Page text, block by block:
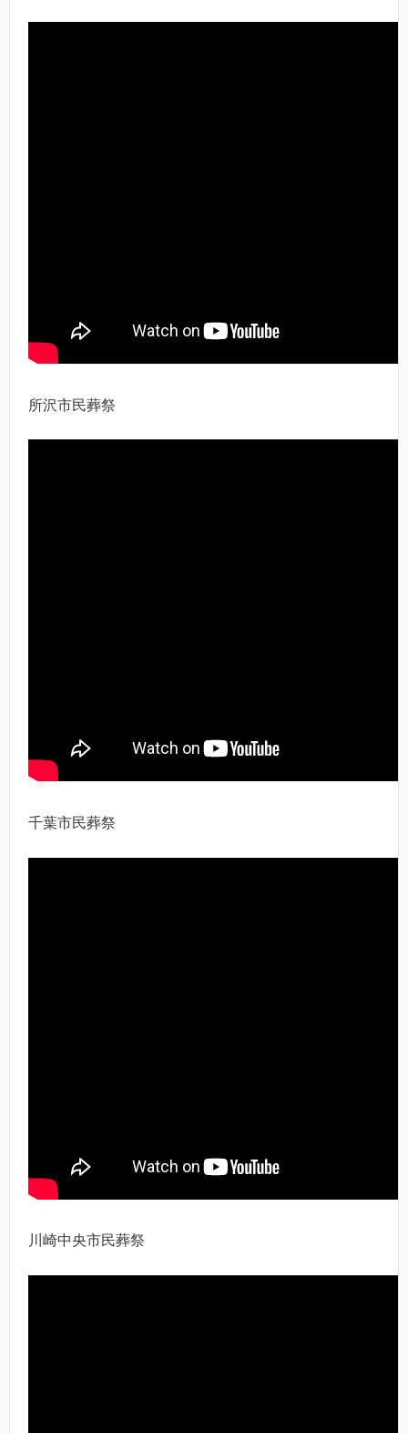
所沢市民葬祭
千葉市民葬祭
川崎中央市民葬祭